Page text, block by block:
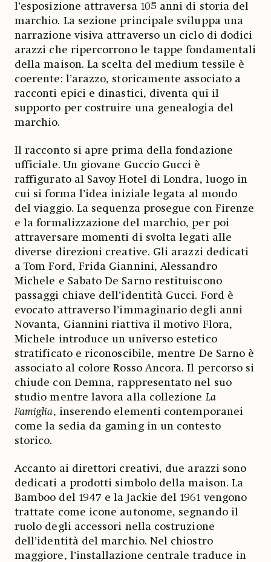
l’esposizione attraversa 105 anni di storia del
marchio. La sezione principale sviluppa una
narrazione visiva attraverso un ciclo di dodici
arazzi che ripercorrono le tappe fondamentali
della maison. La scelta del medium tessile è
coerente: l’arazzo, storicamente associato a
racconti epici e dinastici, diventa qui il
supporto per costruire una genealogia del
marchio.
Il racconto si apre prima della fondazione
ufficiale. Un giovane Guccio Gucci è
raffigurato al Savoy Hotel di Londra, luogo in
cui si forma l’idea iniziale legata al mondo
del viaggio. La sequenza prosegue con Firenze
e la formalizzazione del marchio, per poi
attraversare momenti di svolta legati alle
diverse direzioni creative. Gli arazzi dedicati
a Tom Ford, Frida Giannini, Alessandro
Michele e Sabato De Sarno restituiscono
passaggi chiave dell’identità Gucci. Ford è
evocato attraverso l’immaginario degli anni
Novanta, Giannini riattiva il motivo Flora,
Michele introduce un universo estetico
stratificato e riconoscibile, mentre De Sarno è
associato al colore Rosso Ancora. Il percorso si
chiude con Demna, rappresentato nel suo
studio mentre lavora alla collezioneLa
Famiglia, inserendo elementi contemporanei
come la sedia da gaming in un contesto
storico.
Accanto ai direttori creativi, due arazzi sono
dedicati a prodotti simbolo della maison. La
Bamboo del 1947 e la Jackie del 1961 vengono
trattate come icone autonome, segnando il
ruolo degli accessori nella costruzione
dell’identità del marchio. Nel chiostro
maggiore, l’installazione centrale traduce in